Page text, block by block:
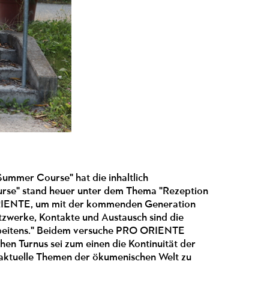
Course" hat die inhaltlich
stand heuer unter dem Thema "Rezeption
um mit der kommenden Generation
Kontakte und Austausch sind die
Beidem versuche PRO ORIENTE
Turnus sei zum einen die Kontinuität der
Themen der ökumenischen Welt zu